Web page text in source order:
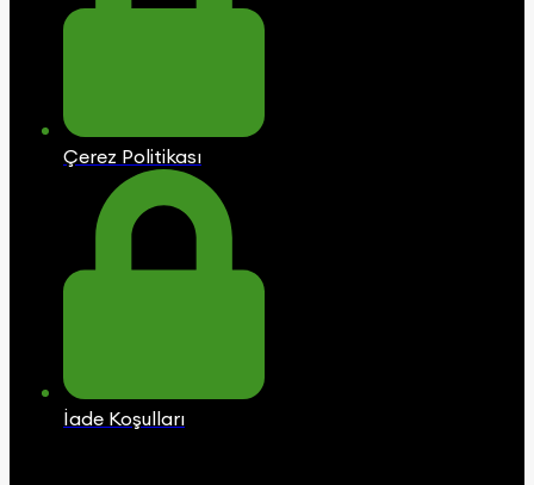
Çerez Politikası
İade Koşulları